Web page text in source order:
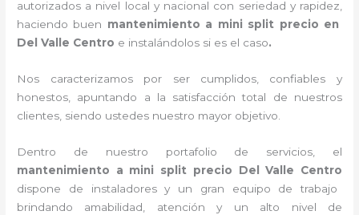
autorizados a nivel local y nacional con seriedad y rapidez,
haciendo buen mantenimiento a mini split precio en
Del Valle Centro e instalándolos si es el caso.
Nos caracterizamos por ser cumplidos, confiables y
honestos, apuntando a la satisfacción total de nuestros
clientes, siendo ustedes nuestro mayor objetivo.
Dentro de nuestro portafolio de servicios, el
mantenimiento a mini split precio Del Valle Centro
dispone de instaladores y un gran equipo de trabajo
brindando amabilidad, atención y un alto nivel de